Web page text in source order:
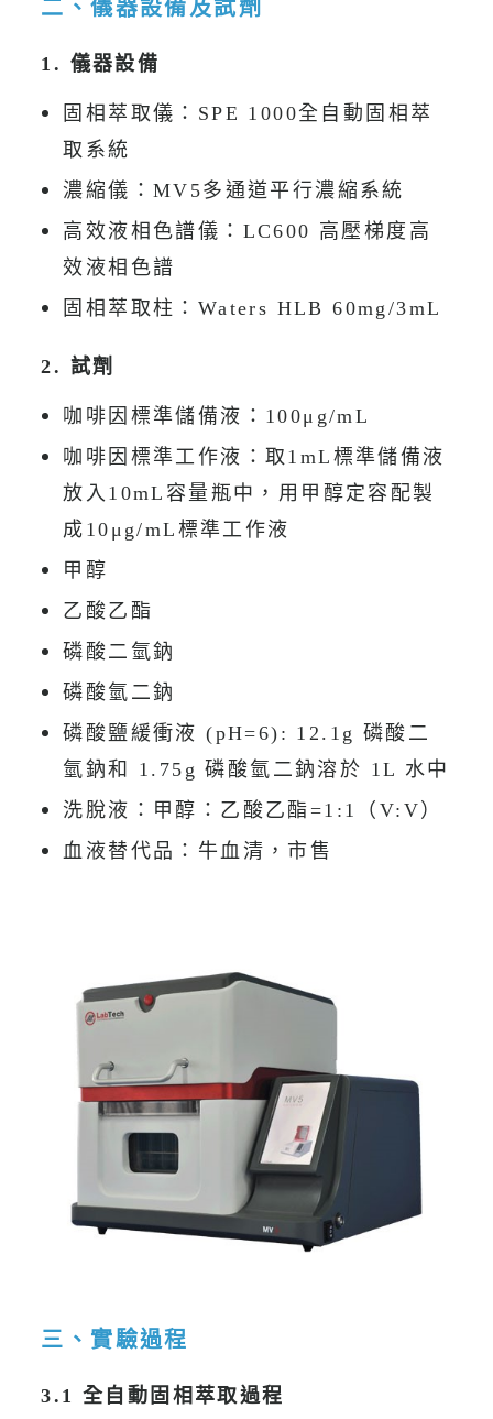
二、儀器設備及試劑
1. 儀器設備
固相萃取儀：SPE 1000全自動固相萃
取系統
濃縮儀：MV5多通道平行濃縮系統
高效液相色譜儀：LC600 高壓梯度高
效液相色譜
固相萃取柱：Waters HLB 60mg/3mL
2. 試劑
咖啡因標準儲備液：100μg/mL
咖啡因標準工作液：取1mL標準儲備液
放入10mL容量瓶中，用甲醇定容配製
成10μg/mL標準工作液
甲醇
乙酸乙酯
磷酸二氫鈉
磷酸氫二鈉
磷酸鹽緩衝液 (pH=6): 12.1g 磷酸二
氫鈉和 1.75g 磷酸氫二鈉溶於 1L 水中
洗脫液：甲醇：乙酸乙酯=1:1（V:V）
血液替代品：牛血清，市售
三、實驗過程
3.1 全自動固相萃取過程